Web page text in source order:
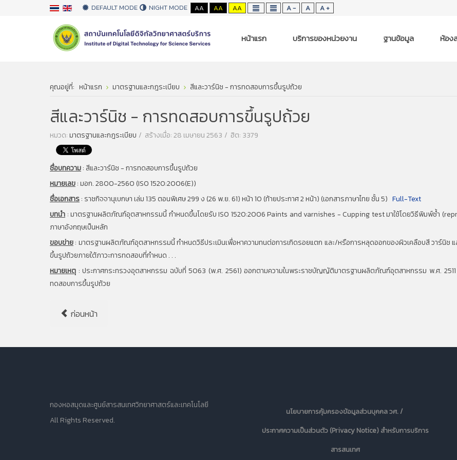
DEFAULT MODE NIGHT MODE AA AA AA A - A A +
หน้าแรก บริการของหน่วยงาน ฐานข้อมูล ห้อง
คุณอยู่ที่: หน้าแรก มาตรฐานและกฎระเบียบ สีและวาร์นิช - การทดสอบการขึ้นรูปถ้วย
สีและวาร์นิช - การทดสอบการขึ้นรูปถ้วย
หมวด:มาตรฐานและกฎระเบียบ สร้างเมื่อ: 28 เมษายน 2563 ฮิต: 3379
ชื่อบทความ: สีและวาร์นิช - การทดสอบการขึ้นรูปถ้วย
หมายเลข:มอก. 2800-2560 (ISO 1520:2006(E))
ชื่อเอกสาร: ราชกิจจานุเบกษา เล่ม 135 ตอนพิเศษ 299 ง (26 พ.ย. 61) หน้า 10 (ท้ายประกาศ 2 หน้า) (เอกสารภาษาไทย ชั้น 5) Full-Text
บทนำ:มาตรฐานผลิตภัณฑ์อุตสาหกรรมนี้ กำหนดขึ้นโดยรับ ISO 1520:2006 Paints and varnishes - Cupping test มาใช้โดยวิธีพิมพ์ซ้ำ
ภาษาอังกฤษเป็นหลัก
ขอบข่าย: มาตรฐานผลิตภัณฑ์อุตสาหกรรมนี้ กำหนดวิธีประเมินเพื่อหาความทนต่อการเกิดรอยแตก และ/หรือการหลุดออกของผิวเคลือบสี วาร์นิช แ
ขึ้นรูปถ้วยภายใต้ภาวะการทดสอบที่กำหนด . . .
หมายเหตุ :ประกาศกระทรวงอุตสาหกรรม ฉบับที่ 5063 (พ.ศ. 2561) ออกตามความในพระราชบัญญัติมาตรฐานผลิตภัณฑ์อุตสาหกรรม พ.ศ.
ทดสอบการขึ้นรูปถ้วย
ก่อนหน้า
กองหอสมุดและศูนย์สารสนเทศวิทยาศาสตร์และเทคโนโลยี
All Rights Reserved.
นโยบายการคุ้มครองข้อมูลส่วนบุคคล วศ. /
ประกาศความเป็นส่วนตัว (Privacy Notice) สำหรับการบริการ
สารสนเทศ